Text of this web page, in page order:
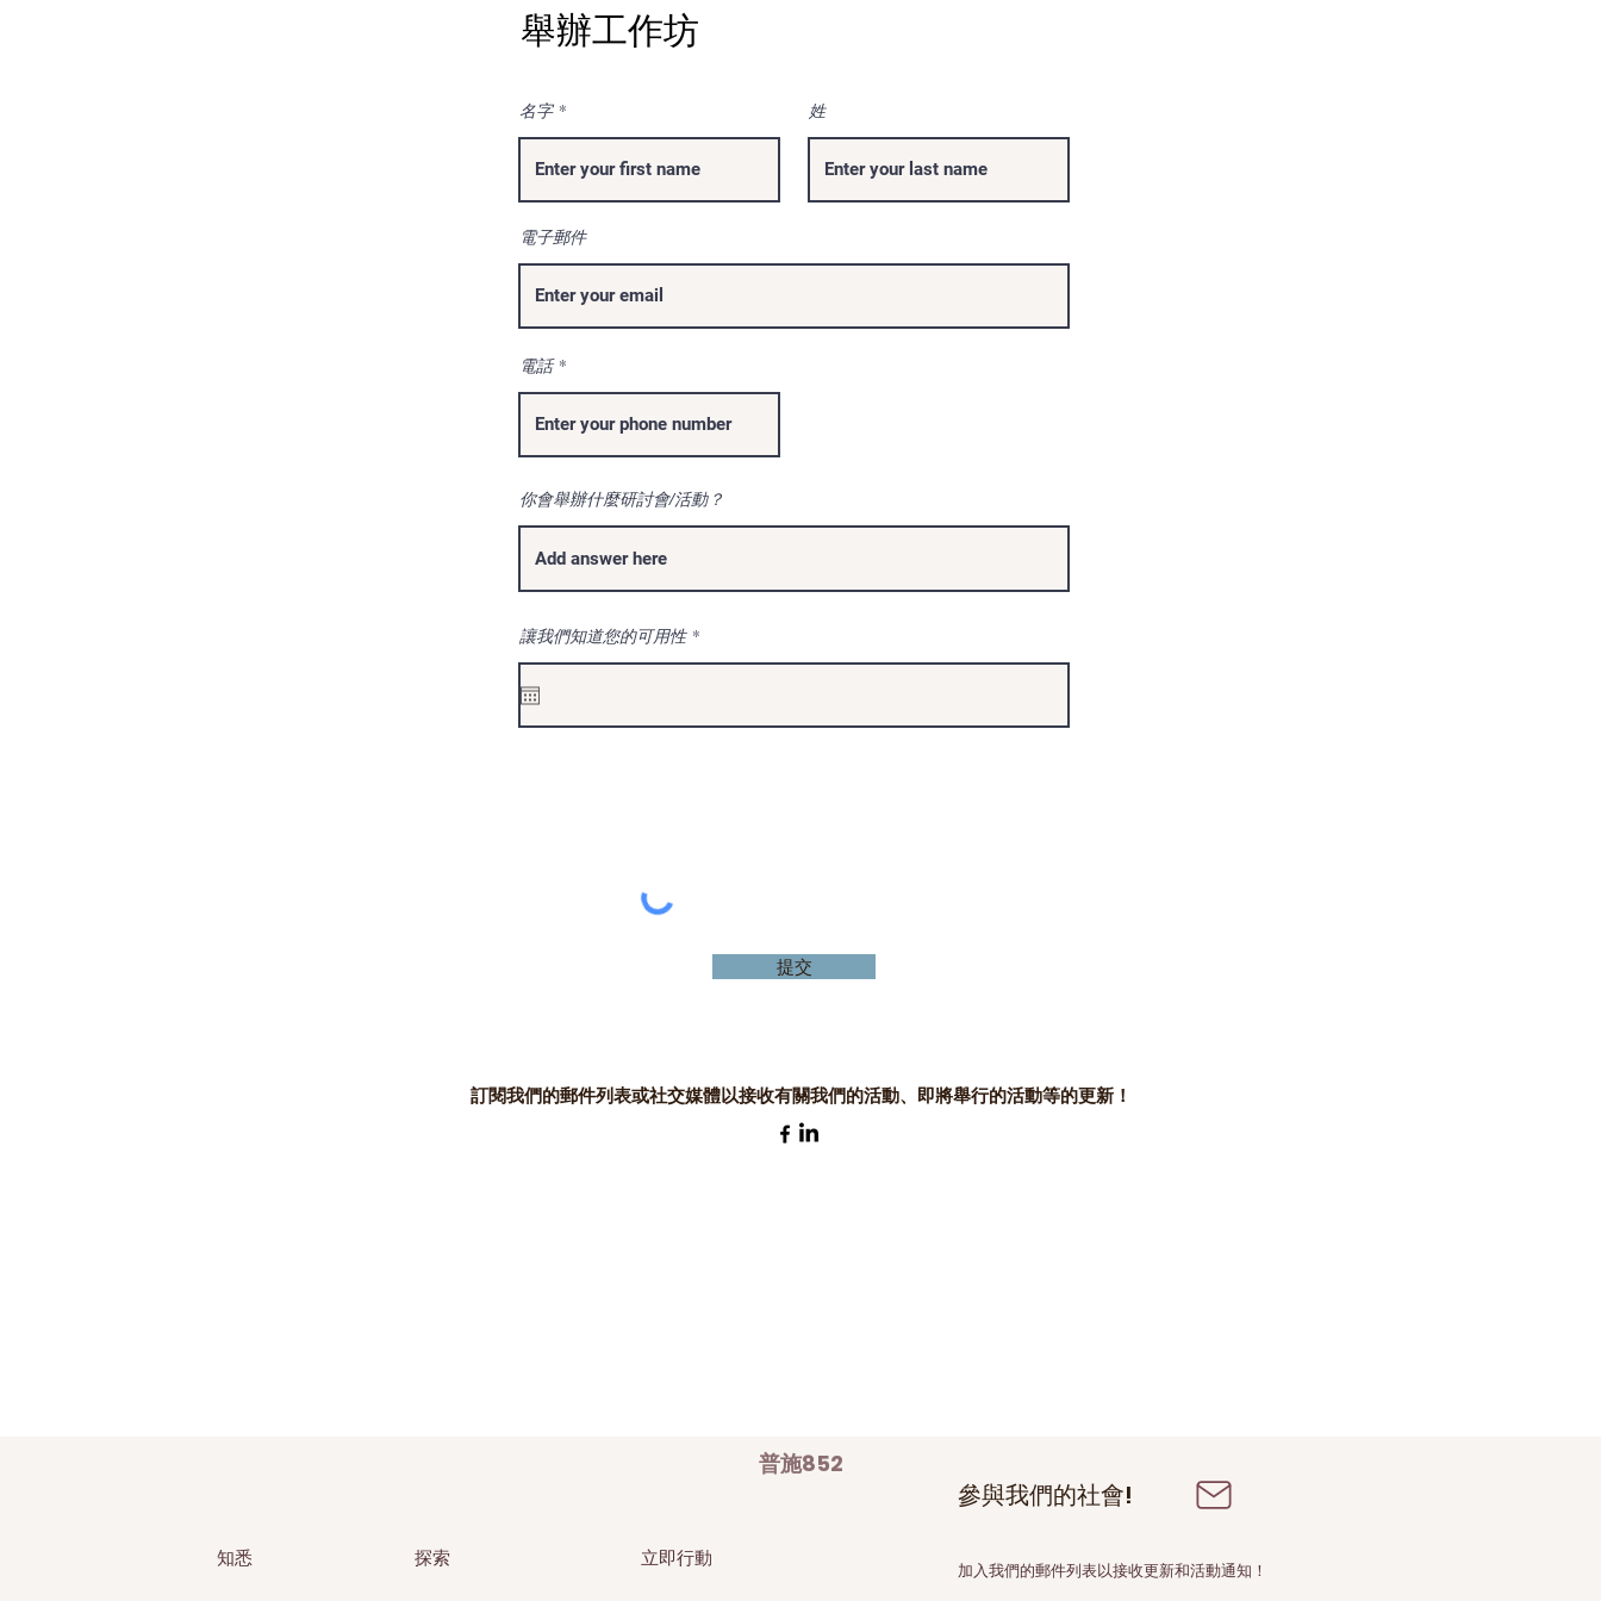
舉辦工作坊
名字 姓
電子郵件
電話
你會舉辦什麼研討會/活動？
讓我們知道您的可用性 *r
q
e
提交
訂閱我們的郵件列表或社交媒體以接收有關我們的活動、即將舉行的活動等的更新！
知悉
普施852
探索 立即行動
​參與我們的社會!
加入我們的郵件列表以接收更新和活動通知！